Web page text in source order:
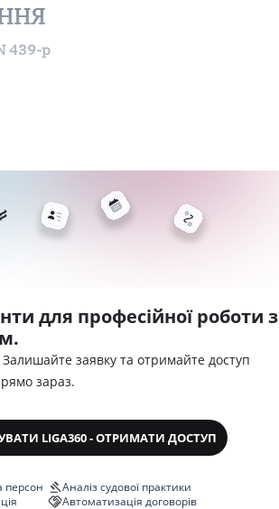
439-р
для професійної роботи з
Залишайте заявку та отримайте доступ
зараз.
LIGA360 - ОТРИМАТИ ДОСТУП
персон
Аналіз судової практики
Автоматизація договорів